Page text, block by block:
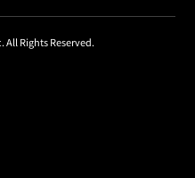
All Rights Reserved.